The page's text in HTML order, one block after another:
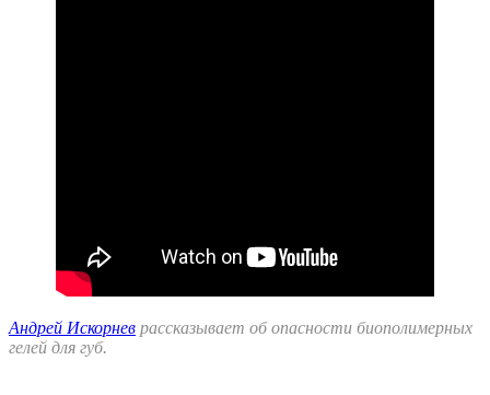
Андрей Искорнев рассказывает об опасности биополимерных
гелей для губ.